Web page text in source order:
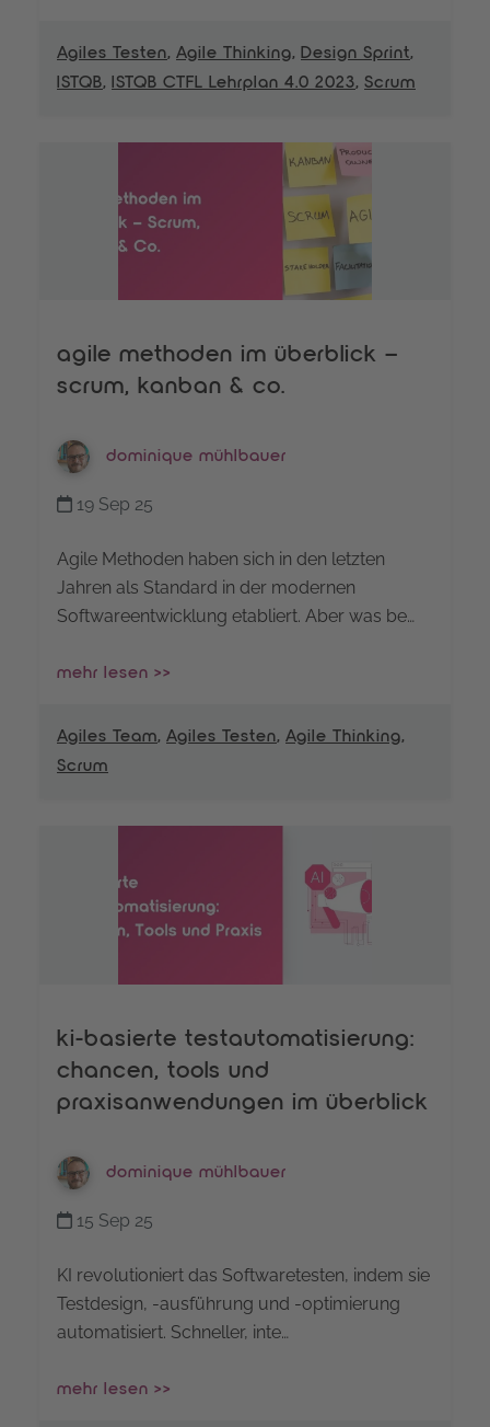
Agiles Testen, Agile Thinking, Design Sprint,
ISTQB, ISTQB CTFL Lehrplan 4.0 2023, Scrum
agile methoden im überblick –
scrum, kanban & co.
dominique mühlbauer
19 Sep 25
Agile Methoden haben sich in den letzten
Jahren als Standard in der modernen
Softwareentwicklung etabliert. Aber was be…
mehr lesen >>
Agiles Team, Agiles Testen, Agile Thinking,
Scrum
ki-basierte testautomatisierung:
chancen, tools und
praxisanwendungen im überblick
dominique mühlbauer
15 Sep 25
KI revolutioniert das Softwaretesten, indem sie
Testdesign, -ausführung und -optimierung
automatisiert. Schneller, inte…
mehr lesen >>